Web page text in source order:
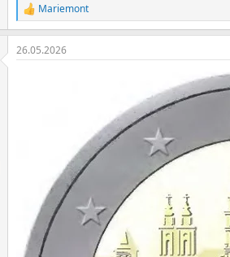
R
e
a
k
Mariemont
26.05.2026